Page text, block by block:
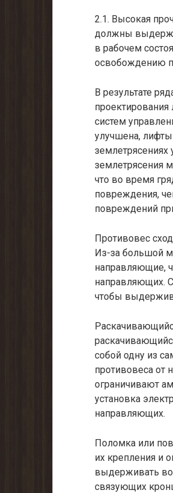
2.1. Высокая
должны
в рабочем
освобождению
В результате
систем
улучшена,
землетрясения
что во время
повреждения,
повреждений
Противовес
Из-за большой
направляющие,
направляющих.
чтобы
собой одну из
противовеса от
ограничивают
установка
направляющих.
Поломка или
их крепления и
выдерживать
связующих